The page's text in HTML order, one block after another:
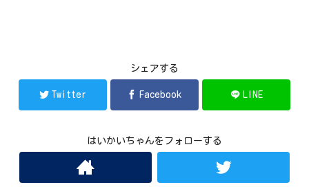
シェアする
Twitter Facebook LINE
はいかいちゃんをフォローする